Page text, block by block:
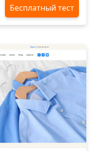
Бесплатный тест